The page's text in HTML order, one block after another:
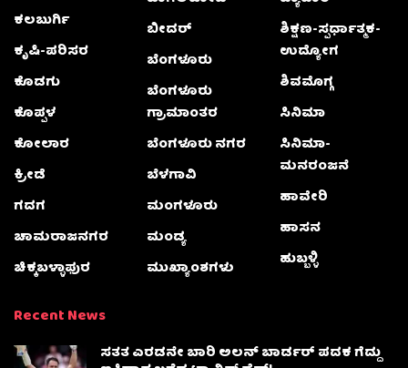
ಕಲಬುರ್ಗಿ
ಕೃಷಿ-ಪರಿಸರ
ಕೊಡಗು
ಕೊಪ್ಪಳ
ಕೋಲಾರ
ಕ್ರೀಡೆ
ಗದಗ
ಚಾಮರಾಜನಗರ
ಚಿಕ್ಕಬಳ್ಳಾಫುರ
ಬೀದರ್
ಬೆಂಗಳೂರು
ಬೆಂಗಳೂರು
ಗ್ರಾಮಾಂತರ
ಬೆಂಗಳೂರು ನಗರ
ಬೆಳಗಾವಿ
ಮಂಗಳೂರು
ಮಂಡ್ಯ
ಮುಖ್ಯಾಂಶಗಳು
ಶಿಕ್ಷಣ-ಸ್ಪರ್ಧಾತ್ಮಕ-
ಉದ್ಯೋಗ
ಶಿವಮೊಗ್ಗ
ಸಿನಿಮಾ
ಸಿನಿಮಾ-
ಮನರಂಜನೆ
ಹಾವೇರಿ
ಹಾಸನ
ಹುಬ್ಬಳ್ಳಿ
Recent News
ಸತತ ಎರಡನೇ ಬಾರಿ ಅಲನ್ ಬಾರ್ಡರ್ ಪದಕ ಗೆದ್ದು